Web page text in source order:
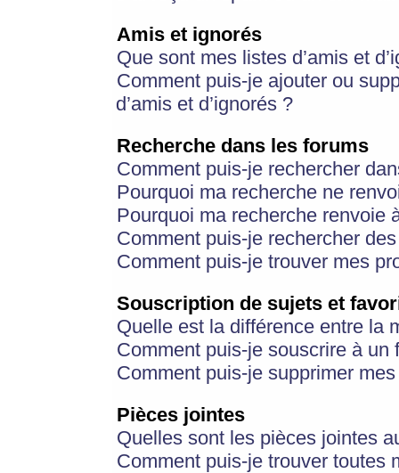
Amis et ignorés
Que sont mes listes d’amis et
Comment puis-je ajouter ou
d’amis et d’ignorés ?
Recherche dans les forums
Comment puis-je rechercher
Pourquoi ma recherche ne
Pourquoi ma recherche renvoie
Comment puis-je rechercher
Comment puis-je trouver mes
Souscription de sujets et
Quelle est la différence entre la
Comment puis-je souscrire à
Comment puis-je supprimer
Pièces jointes
Quelles sont les pièces jointes
Comment puis-je trouver toutes